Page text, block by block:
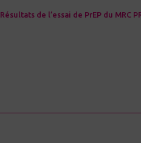
Résultats de l’essai de PrEP du MRC